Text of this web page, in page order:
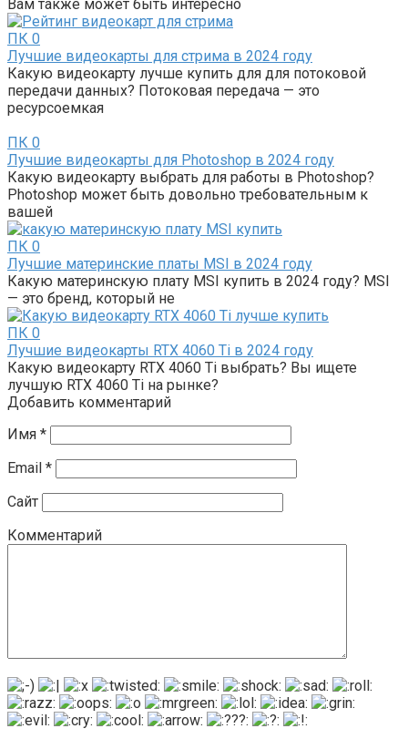
Вам также может быть интересно
ПК 0
Лучшие видеокарты для стрима в 2024 году
Какую видеокарту лучше купить для для потоковой
передачи данных? Потоковая передача — это
ресурсоемкая
ПК 0
Лучшие видеокарты для Photoshop в 2024 году
Какую видеокарту выбрать для работы в Photoshop?
Photoshop может быть довольно требовательным к
вашей
ПК 0
Лучшие материнские платы MSI в 2024 году
Какую материнскую плату MSI купить в 2024 году? MSI
— это бренд, который не
ПК 0
Лучшие видеокарты RTX 4060 Ti в 2024 году
Какую видеокарту RTX 4060 Ti выбрать? Вы ищете
лучшую RTX 4060 Ti на рынке?
Добавить комментарий
Имя *
Email *
Сайт
Комментарий